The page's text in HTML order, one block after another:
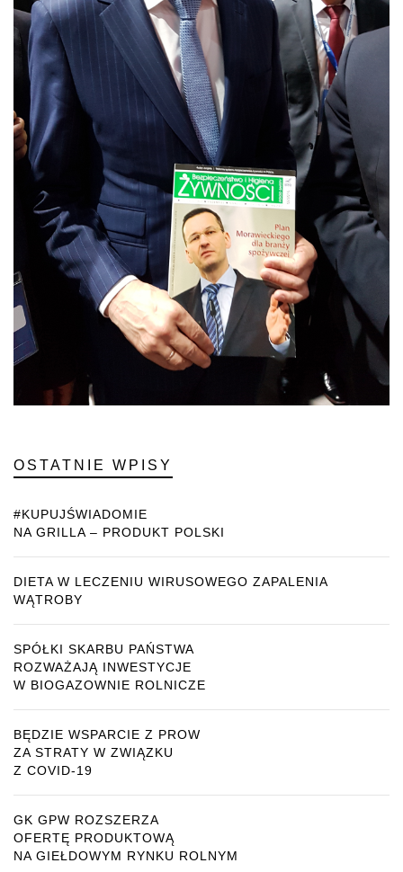
OSTATNIE WPISY
#KUPUJŚWIADOMIE
NA GRILLA – PRODUKT POLSKI
DIETA W LECZENIU WIRUSOWEGO ZAPALENIA
WĄTROBY
SPÓŁKI SKARBU PAŃSTWA
ROZWAŻAJĄ INWESTYCJE
W BIOGAZOWNIE ROLNICZE
BĘDZIE WSPARCIE Z PROW
ZA STRATY W ZWIĄZKU
Z COVID-19
GK GPW ROZSZERZA
OFERTĘ PRODUKTOWĄ
NA GIEŁDOWYM RYNKU ROLNYM